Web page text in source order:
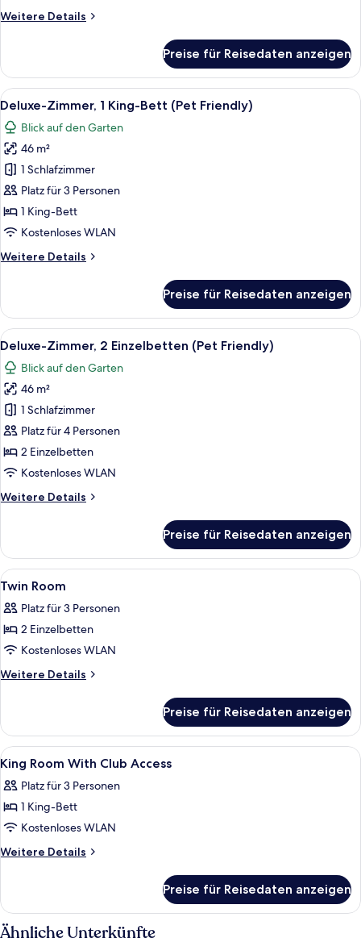
Beds)
Weitere Details
Weitere
Zimmer,
Poolzugang
(2
Beds)
Preise für Reisedaten anzeigen
Alle
Fotos
für
Deluxe-
Zimmer,
1 King-
Bett
(Pet
anzeigen
Ein modernes Hotelzimmer mit
8
Deluxe-Zimmer, 1 King-Bett (Pet Friendly)
Blick auf den Garten
46 m²
1 Schlafzimmer
Platz für 3 Personen
1 King-Bett
Kostenloses WLAN
Weitere Details
Weitere
Zimmer,
1 King-
Bett
Friendly)
Preise für Reisedaten anzeigen
Alle
Fotos
für
Deluxe-
Zimmer,
2 Einzelbetten
(Pet
Friendly)
Ein kleines Hundebett mit Spielzeug
8
Deluxe-Zimmer, 2 Einzelbetten (Pet Friendly)
Blick auf den Garten
46 m²
1 Schlafzimmer
Platz für 4 Personen
2 Einzelbetten
Kostenloses WLAN
Weitere Details
Weitere
Zimmer,
2 Einzelbetten
(Pet
Preise für Reisedaten anzeigen
Alle
Fotos
für
Twin
Room
anzeigen
Ein modernes Hotelzimmer mit
6
Twin Room
Platz für 3 Personen
2 Einzelbetten
Kostenloses WLAN
Weitere Details
Weitere
Room
Preise für Reisedaten anzeigen
Alle
Fotos
für
King
Room
With
anzeigen
Hochwertige Bettwaren,
4
King Room With Club Access
Platz für 3 Personen
1 King-Bett
Kostenloses WLAN
Weitere Details
Weitere
Room
With
Preise für Reisedaten anzeigen
Ähnliche Unterkünfte